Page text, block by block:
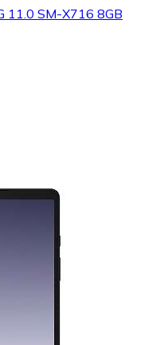
11.0 SM-X716 8GB